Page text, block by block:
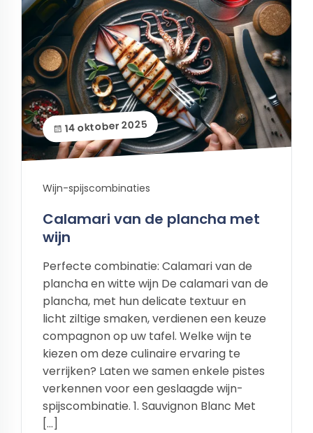
14 oktober 2025
Wijn-spijscombinaties
Calamari van de plancha met
wijn
Perfecte combinatie: Calamari van de
plancha en witte wijn De calamari van de
plancha, met hun delicate textuur en
licht ziltige smaken, verdienen een keuze
compagnon op uw tafel. Welke wijn te
kiezen om deze culinaire ervaring te
verrijken? Laten we samen enkele pistes
verkennen voor een geslaagde wijn-
spijscombinatie. 1. Sauvignon Blanc Met
[…]